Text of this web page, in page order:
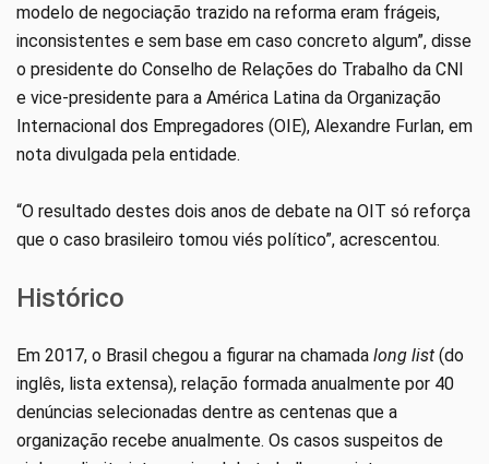
modelo de negociação trazido na reforma eram frágeis,
inconsistentes e sem base em caso concreto algum”, disse
o presidente do Conselho de Relações do Trabalho da CNI
e vice-presidente para a América Latina da Organização
Internacional dos Empregadores (OIE), Alexandre Furlan, em
nota divulgada pela entidade.
“O resultado destes dois anos de debate na OIT só reforça
que o caso brasileiro tomou viés político”, acrescentou.
Histórico
Em 2017, o Brasil chegou a figurar na chamada long list (do
inglês, lista extensa), relação formada anualmente por 40
denúncias selecionadas dentre as centenas que a
organização recebe anualmente. Os casos suspeitos de